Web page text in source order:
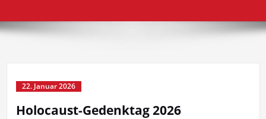
22. Januar 2026
Holocaust-Gedenktag 2026